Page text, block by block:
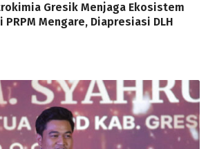
Gresik Menjaga Ekosistem
Mengare, Diapresiasi DLH